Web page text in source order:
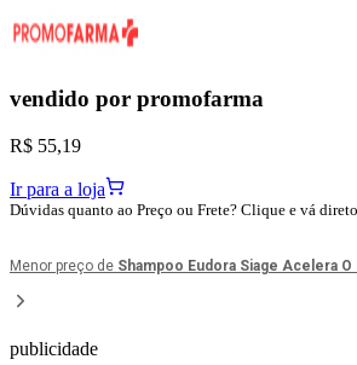
vendido por promofarma
R$ 55,19
Ir para a loja
Dúvidas quanto ao Preço ou Frete? Clique e vá
Menor preço de Shampoo Eudora Siage Acelera
publicidade